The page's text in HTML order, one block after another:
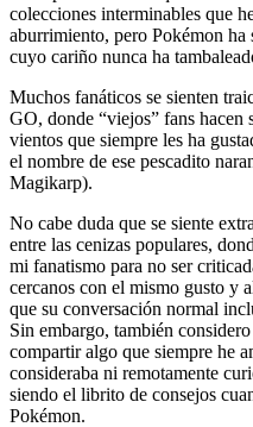
colecciones interminables que
aburrimiento, pero Pokémon
cuyo cariño nunca ha
Muchos fanáticos se sienten
GO, donde “viejos” fans hacen
vientos que siempre les ha
el nombre de ese pescadito
Magikarp).
No cabe duda que se siente
entre las cenizas populares,
mi fanatismo para no ser
cercanos con el mismo gusto y
que su conversación normal
Sin embargo, también
compartir algo que siempre he
consideraba ni remotamente
siendo el librito de consejos
Pokémon.